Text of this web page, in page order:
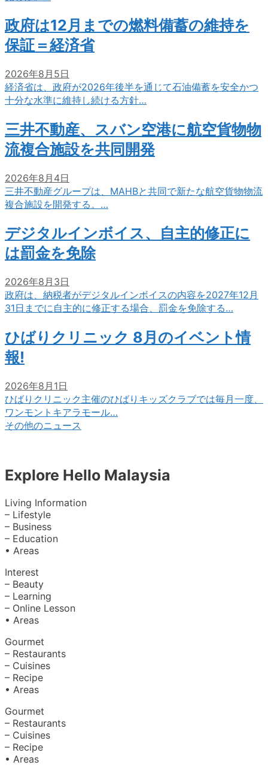
政府は12月までの燃料備蓄の維持を
保証＝経済省
2026年8月5日
経済省は、政府が2026年後半を通じて石油備蓄を安全かつ
十分な水準に維持し続ける方針…
三井不動産、スバン空港に航空貨物物
流複合施設を共同開発
2026年8月4日
三井不動産グループは、MAHBと共同で新たな航空貨物物流
複合施設を開発する。…
デジタルインボイス、自主的修正に
は罰金を免除
2026年8月3日
政府は、納税者がデジタルインボイスの内容を2027年12月
31日までに自主的に修正する場合、罰金を免除する…
ひばりクリニック 8月のイベント情
報!
2026年8月1日
ひばりクリニック主催のひばりキッズクラブでは毎月一度、
ワンモントキアラモール…
その他のニュース
Explore Hello Malaysia
Living Information
– Lifestyle
– Business
– Education
• Areas
Interest
– Beauty
– Learning
– Online Lesson
• Areas
Gourmet
– Restaurants
– Cuisines
– Recipe
• Areas
Gourmet
– Restaurants
– Cuisines
– Recipe
• Areas